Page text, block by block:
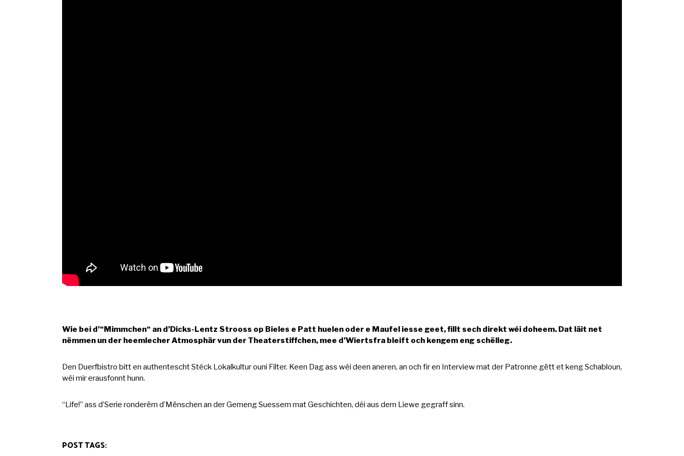
Wie bei d’“Mimmchen“ an d’Dicks-Lentz Strooss op Bieles e Patt huelen oder e Maufel iesse geet, fillt sech direkt wéi doheem. Dat läit net
nëmmen un der heemlecher Atmosphär vun der Theaterstiffchen, mee d’Wiertsfra bleift och kengem eng schëlleg.
Den Duerfbistro bitt en authentescht Stéck Lokalkultur ouni Filter. Keen Dag ass wéi deen aneren, an och fir en Interview mat der Patronne gëtt et keng Schabloun,
wéi mir erausfonnt hunn.
“Life!” ass d’Serie ronderëm d’Mënschen an der Gemeng Suessem mat Geschichten, déi aus dem Liewe gegraff sinn.
POST TAGS: